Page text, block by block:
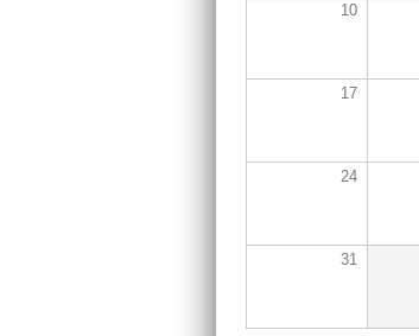
10
17
24
31